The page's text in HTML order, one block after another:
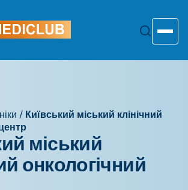
/ Київський міський клінічний
міський
онкологічний